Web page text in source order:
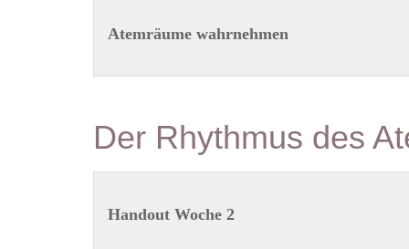
Atemräume wahrnehmen
Der Rhythmus des
Handout Woche 2